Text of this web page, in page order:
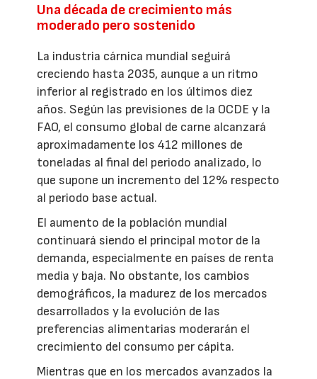
Una década de crecimiento más
moderado pero sostenido
La industria cárnica mundial seguirá
creciendo hasta 2035, aunque a un ritmo
inferior al registrado en los últimos diez
años. Según las previsiones de la OCDE y la
FAO, el consumo global de carne alcanzará
aproximadamente los 412 millones de
toneladas al final del periodo analizado, lo
que supone un incremento del 12% respecto
al periodo base actual.
El aumento de la población mundial
continuará siendo el principal motor de la
demanda, especialmente en países de renta
media y baja. No obstante, los cambios
demográficos, la madurez de los mercados
desarrollados y la evolución de las
preferencias alimentarias moderarán el
crecimiento del consumo per cápita.
Mientras que en los mercados avanzados la